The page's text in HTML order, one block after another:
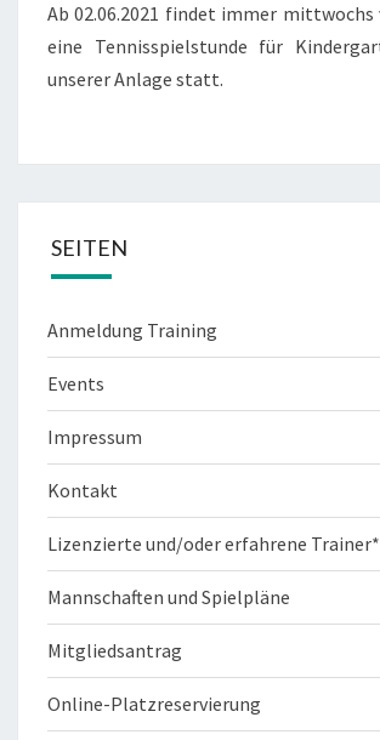
Ab 02.06.2021 findet immer mittwochs
eine Tennisspielstunde für
unserer Anlage statt.
SEITEN
Anmeldung Training
Events
Impressum
Kontakt
Lizenzierte und/oder erfahrene
Mannschaften und Spielpläne
Mitgliedsantrag
Online-Platzreservierung